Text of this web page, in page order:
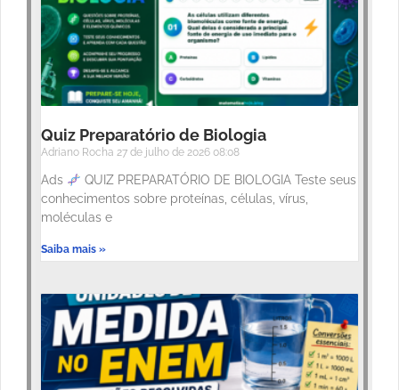
Quiz Preparatório de Biologia
Adriano Rocha 27 de julho de 2026 08:08
Ads
QUIZ PREPARATÓRIO DE BIOLOGIA Teste seus
conhecimentos sobre proteínas, células, vírus,
moléculas e
Saiba mais »